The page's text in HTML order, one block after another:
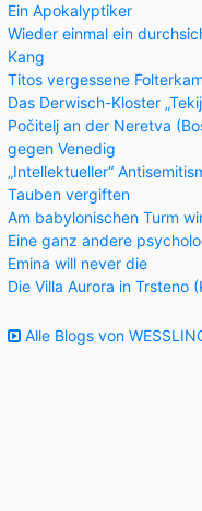
Ein Apokalyptiker
Wieder einmal ein
Kang
Titos vergessene
Das Derwisch-Kloster
Počitelj an der Neretva
gegen Venedig
„Intellektueller“
Tauben vergiften
Am babylonischen Turm
Eine ganz andere
Emina will never die
Die Villa Aurora in Trsteno
Alle Blogs von